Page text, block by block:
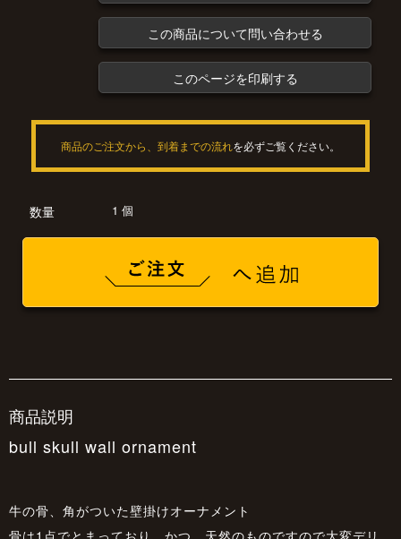
この商品について問い合わせる
このページを印刷する
商品のご注文から、到着までの流れを必ずご覧ください。
数量 1 個
商品説明
bull skull wall ornament
牛の骨、角がついた壁掛けオーナメント